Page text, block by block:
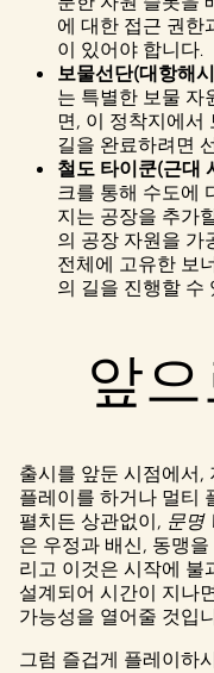
데이
터가
Googl
e 서
버로
전송
됩니
다.
에 대한 접근 권한
이 있어야 합니다.
보물선단(대항해
는 특별한 보물 자
면, 이 정착지에서
길을 완료하려면
철도 타이쿤(근대
크를 통해 수도에
지는 공장을 추가
의 공장 자원을 가
전체에 고유한 보
의 길을 진행할 수
앞
출시를 앞둔 시점에서,
플레이를 하거나 멀티
펼치든 상관없이, 문명
은 우정과 배신, 동맹
리고 이것은 시작에 불
설계되어 시간이 지나
가능성을 열어줄 것입
그럼 즐겁게 플레이하